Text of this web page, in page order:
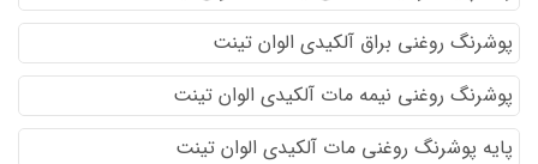
پوشرنگ روغنی براق آلکیدی الوان تینت
پوشرنگ روغنی نیمه مات آلکیدی الوان تینت
پایه پوشرنگ روغنی مات آلکیدی الوان تینت